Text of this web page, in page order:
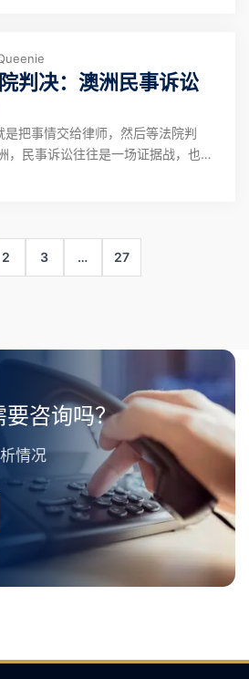
判决：澳洲民事诉讼
把事情交给律师，然后等法院判
，民事诉讼往往是一场证据战，也
后，时间、律师费和诉讼成本都会
类。 第一，合同纠纷
2 3 … 27
咨询吗？
情况